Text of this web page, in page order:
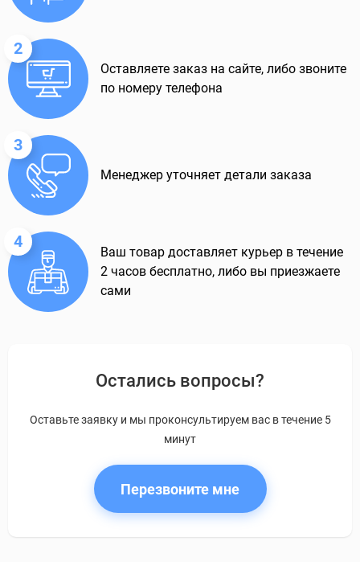
2
Оставляете заказ на сайте, либо звоните
по номеру телефона
3
Менеджер уточняет детали заказа
4
Ваш товар доставляет курьер в течение
2 часов бесплатно, либо вы приезжаете
сами
Остались вопросы?
Оставьте заявку и мы проконсультируем вас в течение 5
минут
Перезвоните мне